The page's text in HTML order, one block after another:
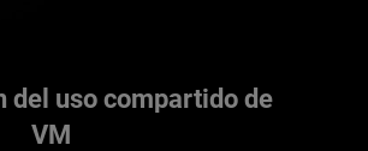
del uso compartido de
VM